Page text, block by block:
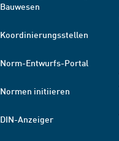
Bauwesen
Koordinierungsstellen
Norm-Entwurfs-Portal
Normen initiieren
DIN-Anzeiger